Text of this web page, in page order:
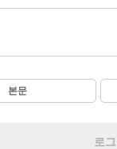
본문
로그